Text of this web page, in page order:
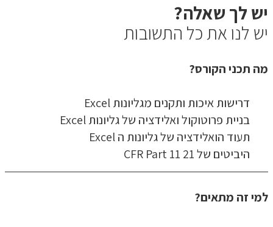
יש לך שאלה?
יש לנו את כל התשובות
מה תכני הקורס?
דרישות איכות ותקנים מגליונות Excel
בניית פרוטוקול ואלידציה של גליונות Excel
תעוד הואלידציה של גליונות ה Excel
היביטים של 21 CFR Part 11
למי זה מתאים?